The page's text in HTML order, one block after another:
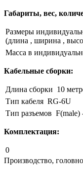
Габариты, вес,
Размеры
(длина , ширина ,
Масса в
Кабельные сборки:
Длина сборки 10
Тип кабеля RG-6U
Тип разъемов F(male)
Комплектация:
0
Производство,